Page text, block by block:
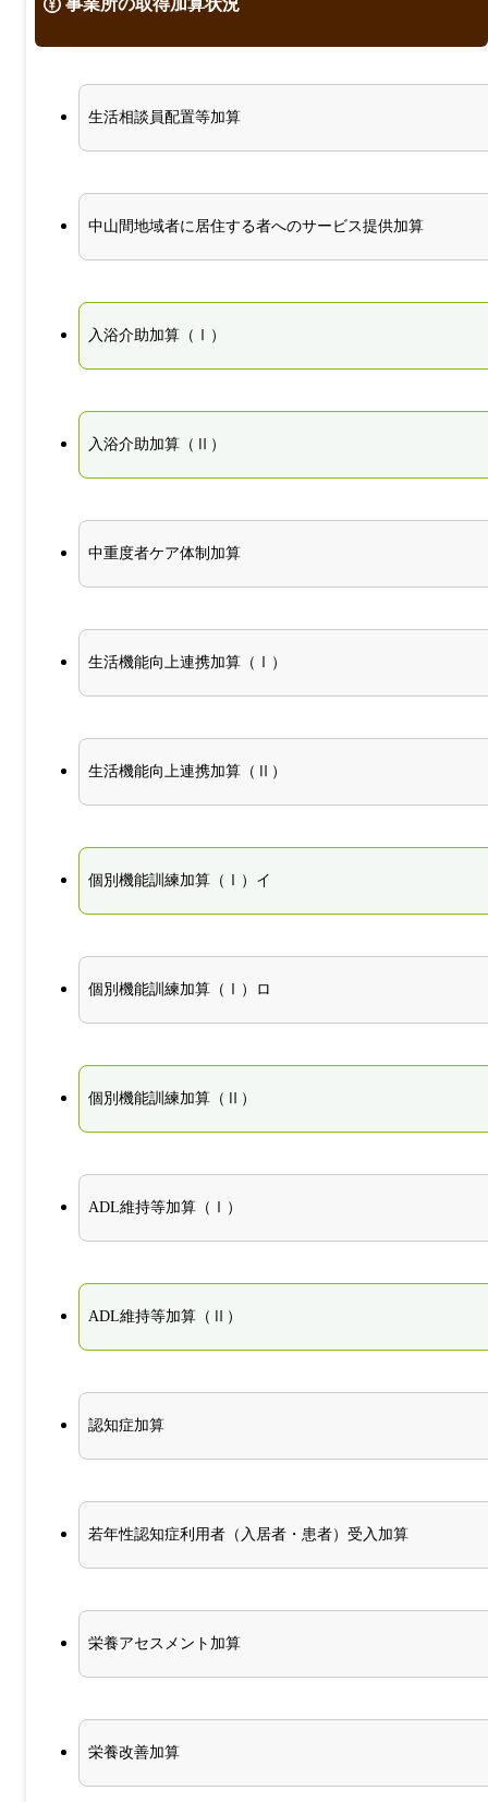
生活相談員配置等加算
中山間地域者に居住する者へのサービス提供加算
入浴介助加算（Ⅰ）
入浴介助加算（Ⅱ）
中重度者ケア体制加算
生活機能向上連携加算（Ⅰ）
生活機能向上連携加算（Ⅱ）
個別機能訓練加算（Ⅰ）イ
個別機能訓練加算（Ⅰ）ロ
個別機能訓練加算（Ⅱ）
ADL維持等加算（Ⅰ）
ADL維持等加算（Ⅱ）
認知症加算
若年性認知症利用者（入居者・患者）受入加算
栄養アセスメント加算
栄養改善加算